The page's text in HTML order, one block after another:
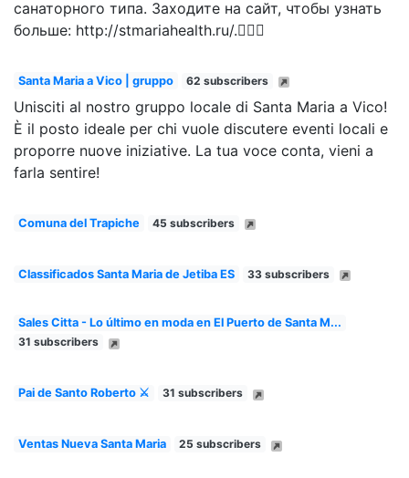
санаторного типа. Заходите на сайт, чтобы узнать
больше: http://stmariahealth.ru/.👩‍⚕️✨
Santa Maria a Vico | gruppo 62 subscribers
Unisciti al nostro gruppo locale di Santa Maria a Vico!
È il posto ideale per chi vuole discutere eventi locali e
proporre nuove iniziative. La tua voce conta, vieni a
farla sentire!
Comuna del Trapiche 45 subscribers
Classificados Santa Maria de Jetiba ES 33 subscribers
Sales Citta - Lo último en moda en El Puerto de Santa M...
31 subscribers
Pai de Santo Roberto ⚔ 31 subscribers
Ventas Nueva Santa Maria 25 subscribers